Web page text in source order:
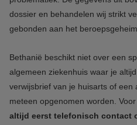
dossier en behandelen wij strikt
gebonden aan het beroepsgeheim.
Bethanië beschikt niet over een
algemeen ziekenhuis waar je
verwijsbrief van je huisarts of
meteen opgenomen worden.
altijd eerst telefonisch contact